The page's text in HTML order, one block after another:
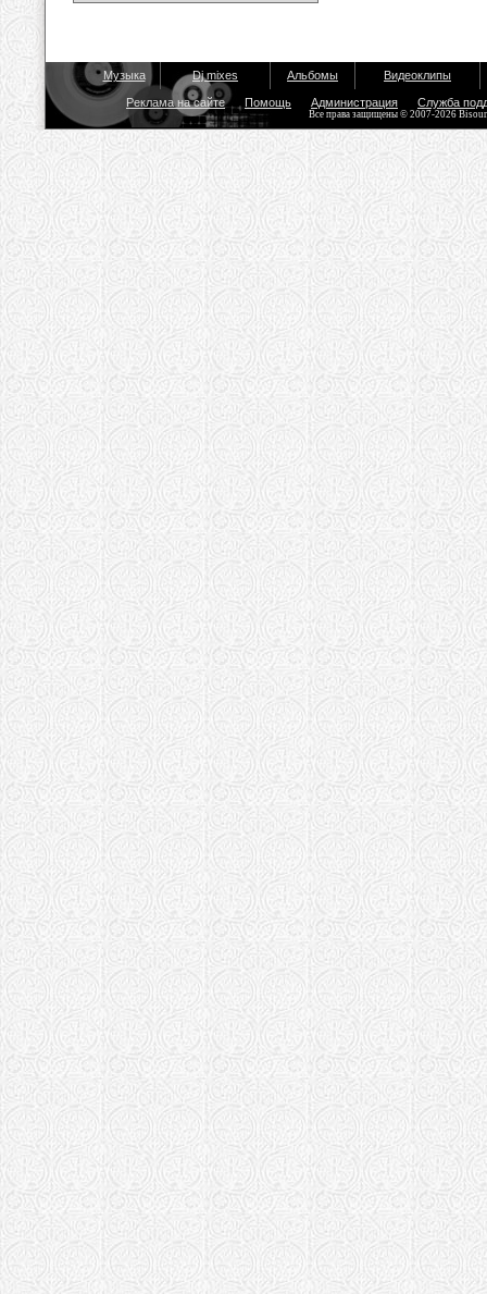
Музыка Dj mixes Альбомы Видеоклипы
Реклама на сайте Помощь Администрация Служба
Все права защищены © 2007-2026